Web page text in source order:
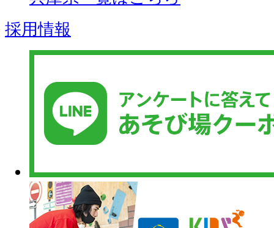
採用情報